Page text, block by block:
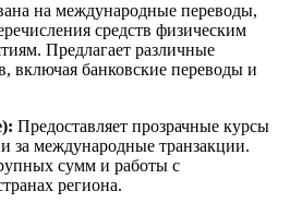
на международные переводы,
средств физическим
Предлагает различные
включая банковские переводы и
Предоставляет прозрачные курсы
за международные транзакции.
сумм и работы с
региона.